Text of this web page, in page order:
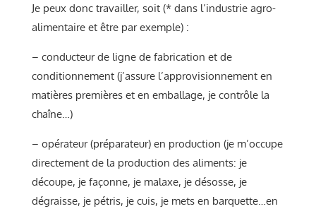
Je peux donc travailler, soit (* dans l’industrie agro-
alimentaire et être par exemple) :
– conducteur de ligne de fabrication et de
conditionnement (j’assure l’approvisionnement en
matières premières et en emballage, je contrôle la
chaîne…)
– opérateur (préparateur) en production (je m’occupe
directement de la production des aliments: je
découpe, je façonne, je malaxe, je désosse, je
dégraisse, je pétris, je cuis, je mets en barquette…en